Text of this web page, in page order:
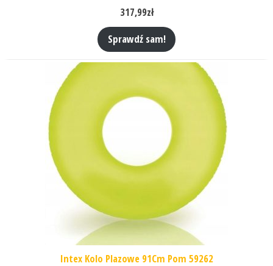
317,99zł
Sprawdź sam!
Intex Kolo Plazowe 91Cm Pom 59262